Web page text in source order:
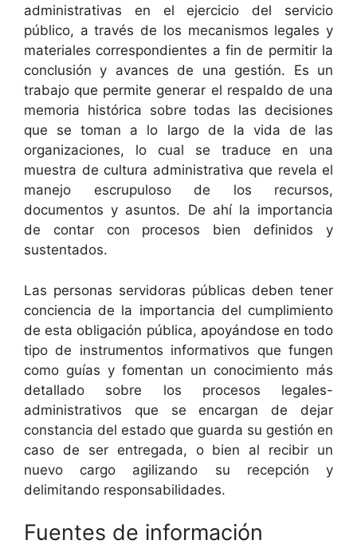
administrativas en el ejercicio del servicio
público, a través de los mecanismos legales y
materiales correspondientes a fin de permitir la
conclusión y avances de una gestión. Es un
trabajo que permite generar el respaldo de una
memoria histórica sobre todas las decisiones
que se toman a lo largo de la vida de las
organizaciones, lo cual se traduce en una
muestra de cultura administrativa que revela el
manejo escrupuloso de los recursos,
documentos y asuntos. De ahí la importancia
de contar con procesos bien definidos y
sustentados.
Las personas servidoras públicas deben tener
conciencia de la importancia del cumplimiento
de esta obligación pública, apoyándose en todo
tipo de instrumentos informativos que fungen
como guías y fomentan un conocimiento más
detallado sobre los procesos legales-
administrativos que se encargan de dejar
constancia del estado que guarda su gestión en
caso de ser entregada, o bien al recibir un
nuevo cargo agilizando su recepción y
delimitando responsabilidades.
Fuentes de información